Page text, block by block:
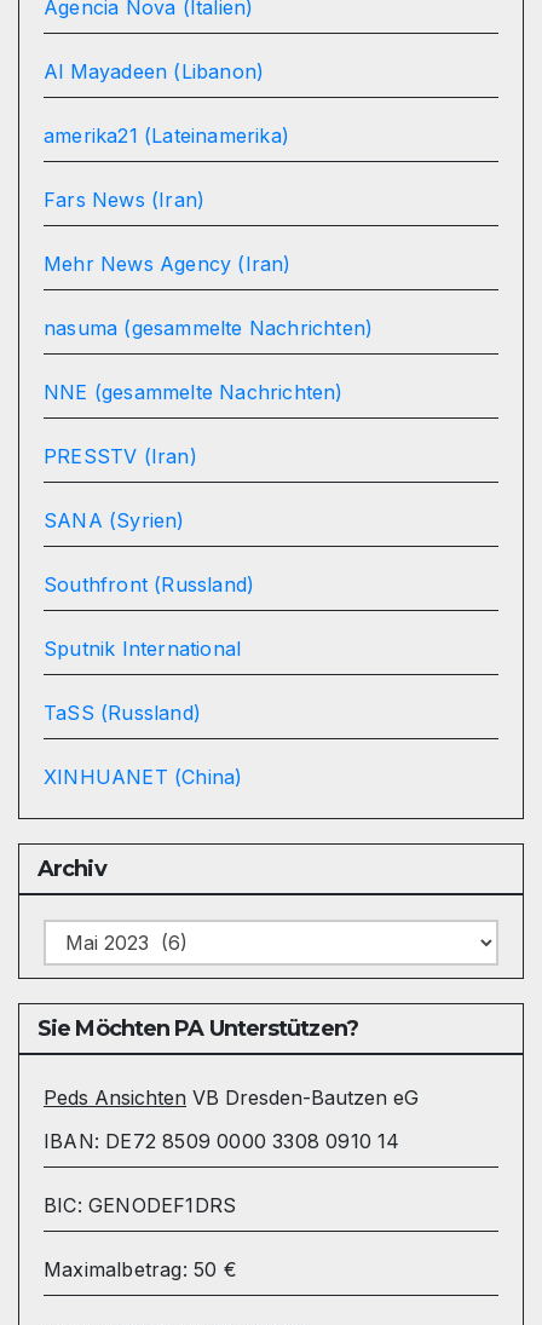
Agencia Nova (Italien)
Al Mayadeen (Libanon)
amerika21 (Lateinamerika)
Fars News (Iran)
Mehr News Agency (Iran)
nasuma (gesammelte Nachrichten)
NNE (gesammelte Nachrichten)
PRESSTV (Iran)
SANA (Syrien)
Southfront (Russland)
Sputnik International
TaSS (Russland)
XINHUANET (China)
Archiv
Archiv
Sie Möchten PA Unterstützen?
Peds Ansichten VB Dresden-Bautzen eG
IBAN: DE72 8509 0000 3308 0910 14
BIC: GENODEF1DRS
Maximalbetrag: 50 €